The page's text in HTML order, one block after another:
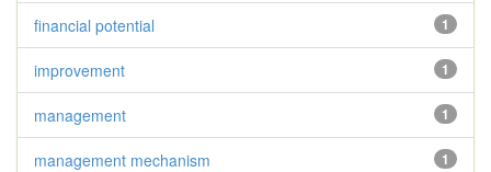
1
financial potential
1
improvement
1
management
1
management mechanism